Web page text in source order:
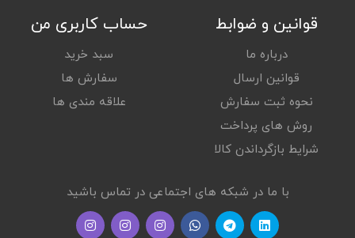
قوانین و ضوابط
درباره ما
قوانین ارسال
نحوه ثبت سفارش
روش های پرداخت
شرایط بازگرداندن کالا
حساب کاربری من
سبد خرید
سفارش ها
علاقه مندی ها
با ما در شبکه های اجتماعی در تماس باشید